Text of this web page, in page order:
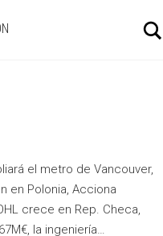
el metro de Vancouver,
en Polonia, Acciona
crece en Rep. Checa,
la ingeniería…